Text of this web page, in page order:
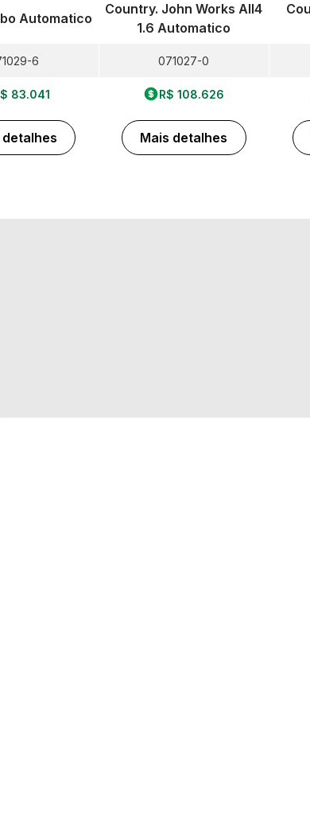
Automatico
6
83.041
detalhes
Country. John Works All4
1.6 Automatico
071027-0
R$ 108.626
Mais detalhes